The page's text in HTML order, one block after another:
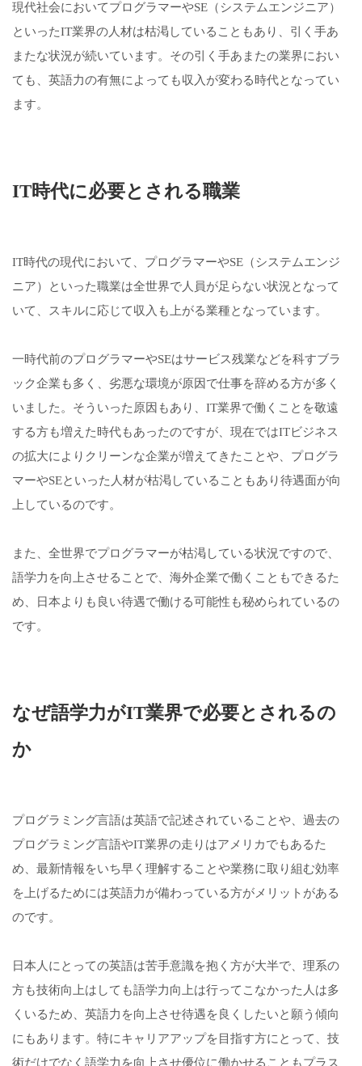
現代社会においてプログラマーやSE（システムエンジニア）
といったIT業界の人材は枯渇していることもあり、引く手あ
またな状況が続いています。その引く手あまたの業界におい
ても、英語力の有無によっても収入が変わる時代となってい
ます。
IT時代に必要とされる職業
IT時代の現代において、プログラマーやSE（システムエンジ
ニア）といった職業は全世界で人員が足らない状況となって
いて、スキルに応じて収入も上がる業種となっています。
一時代前のプログラマーやSEはサービス残業などを科すブラ
ック企業も多く、劣悪な環境が原因で仕事を辞める方が多く
いました。そういった原因もあり、IT業界で働くことを敬遠
する方も増えた時代もあったのですが、現在ではITビジネス
の拡大によりクリーンな企業が増えてきたことや、プログラ
マーやSEといった人材が枯渇していることもあり待遇面が向
上しているのです。
また、全世界でプログラマーが枯渇している状況ですので、
語学力を向上させることで、海外企業で働くこともできるた
め、日本よりも良い待遇で働ける可能性も秘められているの
です。
なぜ語学力がIT業界で必要とされるの
か
プログラミング言語は英語で記述されていることや、過去の
プログラミング言語やIT業界の走りはアメリカでもあるた
め、最新情報をいち早く理解することや業務に取り組む効率
を上げるためには英語力が備わっている方がメリットがある
のです。
日本人にとっての英語は苦手意識を抱く方が大半で、理系の
方も技術向上はしても語学力向上は行ってこなかった人は多
くいるため、英語力を向上させ待遇を良くしたいと願う傾向
にもあります。特にキャリアアップを目指す方にとって、技
術だけでなく語学力を向上させ優位に働かせることもプラス